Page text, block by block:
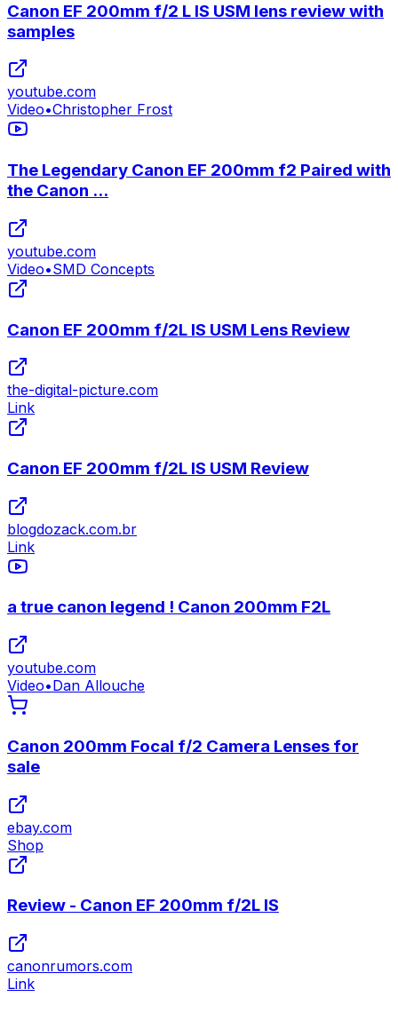
Canon EF 200mm f/2 L IS USM lens review with
samples
youtube.com
Video•Christopher Frost
The Legendary Canon EF 200mm f2 Paired with
the Canon ...
youtube.com
Video•SMD Concepts
Canon EF 200mm f/2L IS USM Lens Review
the-digital-picture.com
Link
Canon EF 200mm f/2L IS USM Review
blogdozack.com.br
Link
a true canon legend ! Canon 200mm F2L
youtube.com
Video•Dan Allouche
Canon 200mm Focal f/2 Camera Lenses for
sale
ebay.com
Shop
Review - Canon EF 200mm f/2L IS
canonrumors.com
Link